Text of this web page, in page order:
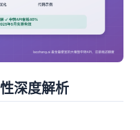
深度解析